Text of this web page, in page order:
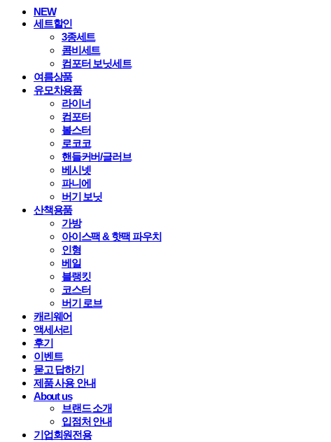
NEW
세트할인
3종세트
콤비세트
컴포터 보닛세트
여름상품
유모차용품
라이너
컴포터
볼스터
로코코
핸들커버/글러브
베시넷
파니에
버기 보닛
산책용품
가방
아이스팩 & 핫팩 파우치
인형
베일
블랭킷
코스터
버기 로브
캐리웨어
액세서리
후기
이벤트
묻고 답하기
제품 사용 안내
About us
브랜드 소개
입점처 안내
기업회원전용